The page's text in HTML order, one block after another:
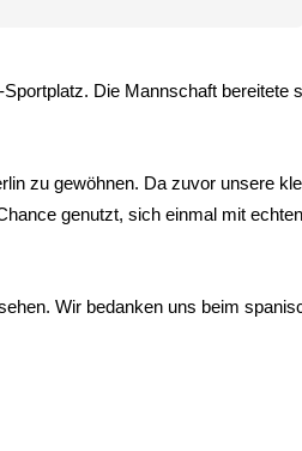
Die Mannschaft bereitete
zu gewöhnen. Da zuvor unsere
genutzt, sich einmal mit echten
Wir bedanken uns beim